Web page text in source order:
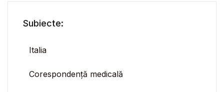
Subiecte:
Italia
Corespondență medicală